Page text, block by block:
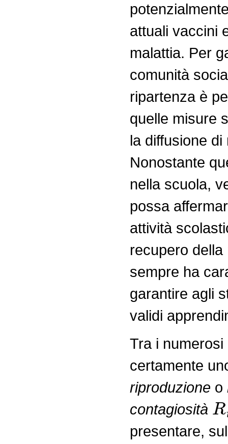
attuali vaccini
malattia. Per
comunità
ripartenza è
quelle misure
la diffusione
Nonostante
nella scuola,
possa
attività
recupero
sempre ha
garantire agli
validi
Tra i
certamente
riproduzione o
contagiosità
R
presentare,